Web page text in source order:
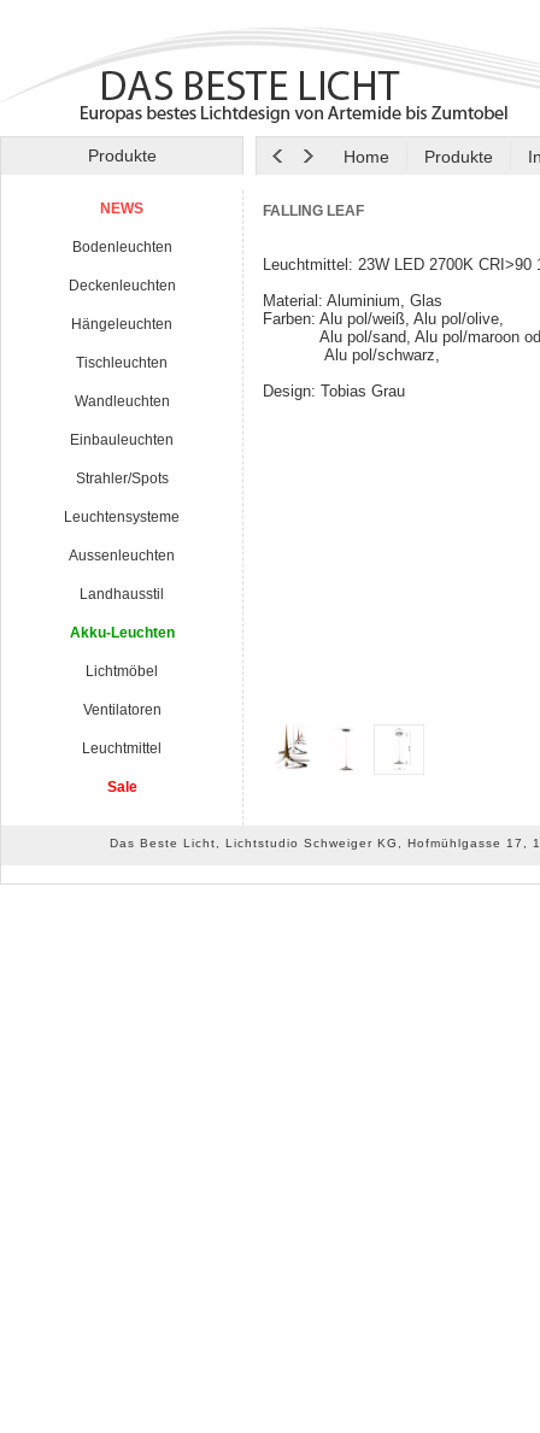
Produkte Home Produkte
NEWS
Bodenleuchten
Deckenleuchten
Hängeleuchten
Tischleuchten
Wandleuchten
Einbauleuchten
Strahler/Spots
Leuchtensysteme
Aussenleuchten
Landhausstil
Akku-Leuchten
Lichtmöbel
Ventilatoren
Leuchtmittel
Sale
FALLING LEAF
Leuchtmittel: 23W LED 2700K CRI>90
Material: Aluminium, Glas
Farben: Alu pol/weiß, Alu pol/olive,
Alu pol/sand, Alu pol/maroon
Alu pol/schwarz,
Design: Tobias Grau
Das Beste Licht, Lichtstudio Schweiger KG, Hofmühlgasse